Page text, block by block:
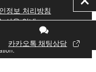
카카오톡 채팅상담
닫
기
정보 처리방침
사용 안내